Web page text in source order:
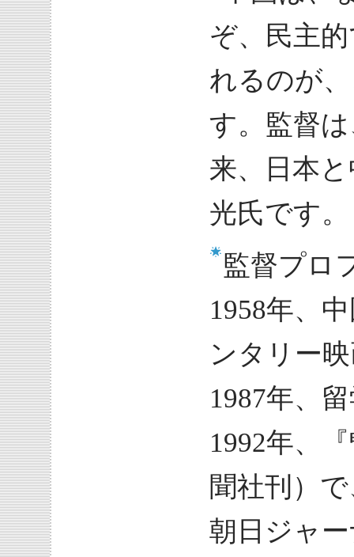
ぞ、民主
れるのが
す。監督
来、日本
光氏です。
監督プロ
1958年、
ンタリー
1987年、
1992年、
聞社刊）
朝日ジャ